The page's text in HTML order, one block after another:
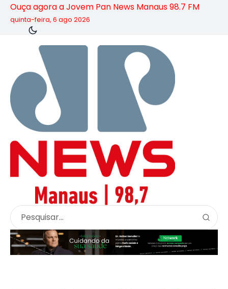
Ouça agora a Jovem Pan News Manaus 98.7 FM
quinta-feira, 6 ago 2026